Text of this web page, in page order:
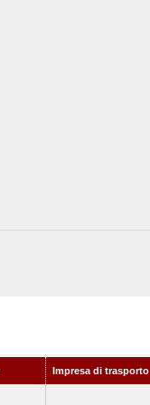
Impresa di trasporto